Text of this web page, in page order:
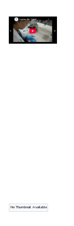
No Thumbnail Available